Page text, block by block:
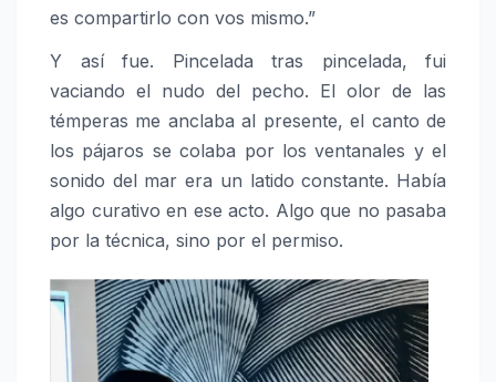
es compartirlo con vos mismo.”
Y así fue. Pincelada tras pincelada, fui
vaciando el nudo del pecho. El olor de las
témperas me anclaba al presente, el canto de
los pájaros se colaba por los ventanales y el
sonido del mar era un latido constante. Había
algo curativo en ese acto. Algo que no pasaba
por la técnica, sino por el permiso.